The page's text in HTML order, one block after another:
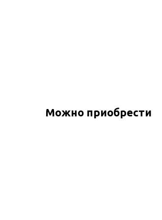
Можно приобрести